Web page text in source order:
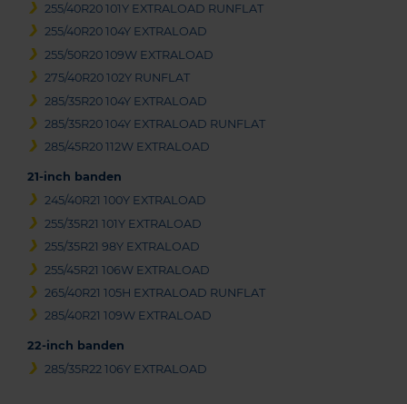
255/40R20 101Y EXTRALOAD RUNFLAT
255/40R20 104Y EXTRALOAD
255/50R20 109W EXTRALOAD
275/40R20 102Y RUNFLAT
285/35R20 104Y EXTRALOAD
285/35R20 104Y EXTRALOAD RUNFLAT
285/45R20 112W EXTRALOAD
21-inch banden
245/40R21 100Y EXTRALOAD
255/35R21 101Y EXTRALOAD
255/35R21 98Y EXTRALOAD
255/45R21 106W EXTRALOAD
265/40R21 105H EXTRALOAD RUNFLAT
285/40R21 109W EXTRALOAD
22-inch banden
285/35R22 106Y EXTRALOAD